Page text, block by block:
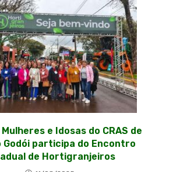
e Idosas do CRAS de
Godói participa do Encontro
de Hortigranjeiros